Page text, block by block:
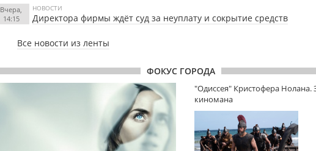
Вчера,
14:15
НОВОСТИ
Директора фирмы ждёт суд за неуплату и сокрытие средств
Все новости из ленты
ФОКУС ГОРОДА
"Одиссея" Кристофера Нолана.
киномана